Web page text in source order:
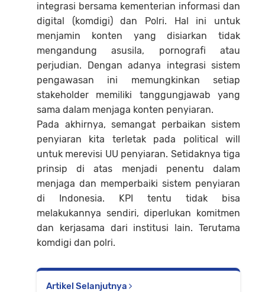
integrasi bersama kementerian informasi dan
digital (komdigi) dan Polri. Hal ini untuk
menjamin konten yang disiarkan tidak
mengandung asusila, pornografi atau
perjudian. Dengan adanya integrasi sistem
pengawasan ini memungkinkan setiap
stakeholder memiliki tanggungjawab yang
sama dalam menjaga konten penyiaran.
Pada akhirnya, semangat perbaikan sistem
penyiaran kita terletak pada political will
untuk merevisi UU penyiaran. Setidaknya tiga
prinsip di atas menjadi penentu dalam
menjaga dan memperbaiki sistem penyiaran
di Indonesia. KPI tentu tidak bisa
melakukannya sendiri, diperlukan komitmen
dan kerjasama dari institusi lain. Terutama
komdigi dan polri.
Artikel Selanjutnya